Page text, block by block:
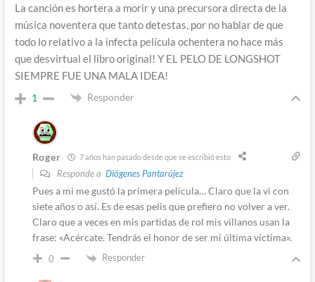
La canción es hortera a morir y una precursora directa de la
música noventera que tanto detestas, por no hablar de que
todo lo relativo a la infecta película ochentera no hace más
que desvirtual el libro original! Y EL PELO DE LONGSHOT
SIEMPRE FUE UNA MALA IDEA!
1 Responder
Roger 7 años han pasado desde que se escribió esto
Responde a Diógenes Pantarújez
Pues a mi me gustó la primera película… Claro que la vi con
siete años o así. Es de esas pelis que prefiero no volver a ver.
Claro que a veces en mis partidas de rol mis villanos usan la
frase: «Acércate. Tendrás el honor de ser mi última víctima».
0 Responder